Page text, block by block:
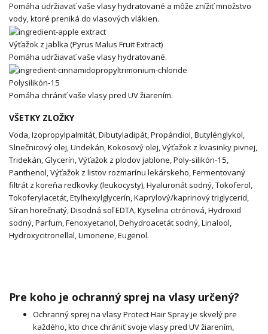
Pomáha udržiavať vaše vlasy hydratované a môže znížiť množstvo
vody, ktoré preniká do vlasových vlákien.
Výťažok z jablka (Pyrus Malus Fruit Extract)
Pomáha udržiavať vaše vlasy hydratované.
Polysilikón-15
Pomáha chrániť vaše vlasy pred UV žiarením.
VŠETKY ZLOŽKY
Voda, Izopropylpalmitát, Dibutyladipát, Propándiol, Butylénglykol,
Slnečnicový olej, Undekán, Kokosový olej, Výťažok z kvasinky pivnej,
Tridekán, Glycerín, Výťažok z plodov jablone, Poly-silikón-15,
Panthenol, Výťažok z listov rozmarínu lekárskeho, Fermentovaný
filtrát z koreňa reďkovky (leukocysty), Hyaluronát sodný, Tokoferol,
Tokoferylacetát, Etylhexylglycerín, Kaprylový/kaprinový triglycerid,
Síran horečnatý, Disodná soľ EDTA, Kyselina citrónová, Hydroxid
sodný, Parfum, Fenoxyetanol, Dehydroacetát sodný, Linalool,
Hydroxycitronellal, Limonene, Eugenol.
Pre koho je ochranný sprej na vlasy určený?
Ochranný sprej na vlasy Protect Hair Spray je skvelý pre
každého, kto chce chrániť svoje vlasy pred UV žiarením,